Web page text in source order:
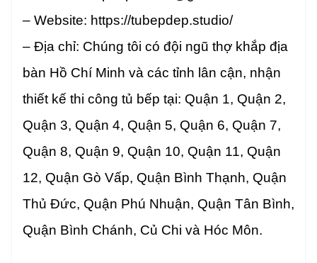
– Website: https://tubepdep.studio/
– Địa chỉ: Chúng tôi có đội ngũ thợ khắp địa
bàn Hồ Chí Minh và các tỉnh lân cận, nhận
thiết kế thi công tủ bếp tại: Quận 1, Quận 2,
Quận 3, Quận 4, Quận 5, Quận 6, Quận 7,
Quận 8, Quận 9, Quận 10, Quận 11, Quận
12, Quận Gò Vấp, Quận Bình Thạnh, Quận
Thủ Đức, Quận Phú Nhuận, Quận Tân Bình,
Quận Bình Chánh, Củ Chi và Hóc Môn.